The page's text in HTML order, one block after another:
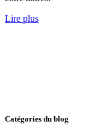
Lire plus
Catégories du blog